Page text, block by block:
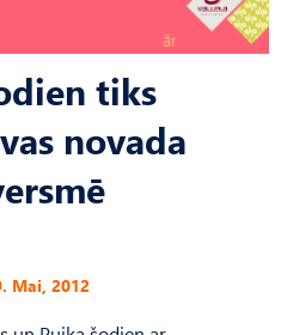
tiks
novada
Mai, 2012